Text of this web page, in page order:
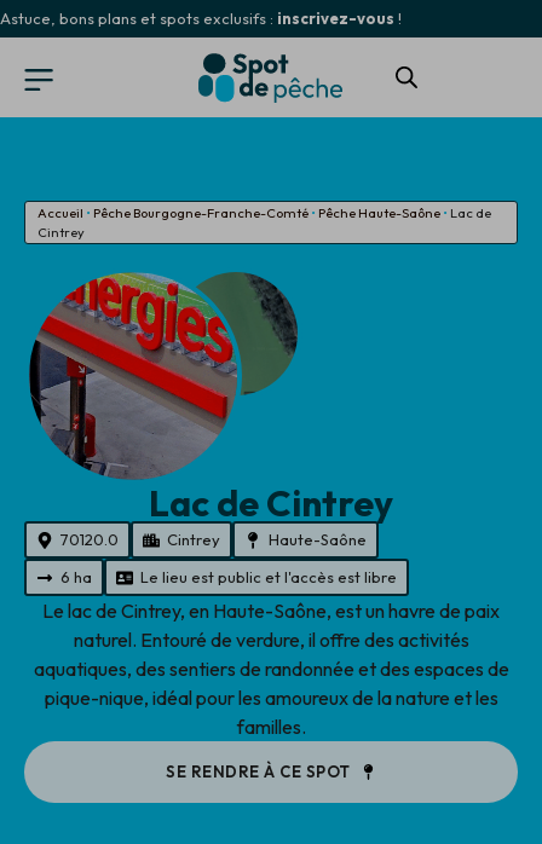
Astuce, bons plans et spots exclusifs : inscrivez-vous !
Accueil • Pêche Bourgogne-Franche-Comté • Pêche Haute-Saône • Lac de
Cintrey
Lac de Cintrey
70120.0 Cintrey
Haute-Saône
6 ha
Le lieu est public et l'accès est libre
Le lac de Cintrey, en Haute-Saône, est un havre de paix
naturel. Entouré de verdure, il offre des activités
aquatiques, des sentiers de randonnée et des espaces de
pique-nique, idéal pour les amoureux de la nature et les
familles.
SE RENDRE À CE SPOT